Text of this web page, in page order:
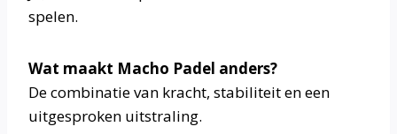
spelen.
Wat maakt Macho Padel anders?
De combinatie van kracht, stabiliteit en een
uitgesproken uitstraling.